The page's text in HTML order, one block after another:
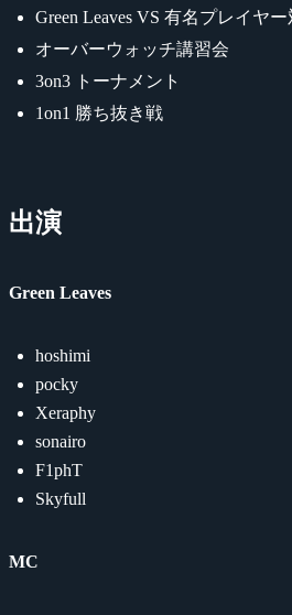
Green Leaves VS 有名プレイヤ
オーバーウォッチ講習会
3on3 トーナメント
1on1 勝ち抜き戦
出演
Green Leaves
hoshimi
pocky
Xeraphy
sonairo
F1phT
Skyfull
MC